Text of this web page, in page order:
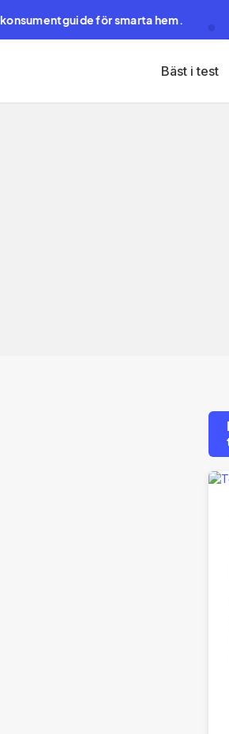
för smarta hem.
Bäst i test